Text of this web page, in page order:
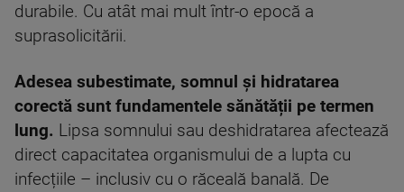
durabile. Cu atât mai mult într-o epocă a
suprasolicitării.
Adesea subestimate, somnul și hidratarea
corectă sunt fundamentele sănătății pe termen
lung. Lipsa somnului sau deshidratarea afectează
direct capacitatea organismului de a lupta cu
infecțiile – inclusiv cu o răceală banală. De